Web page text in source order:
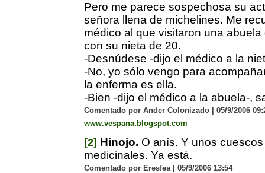
Pero me parece sospechosa su
señora llena de michelines. Me
médico al que visitaron una
con su nieta de 20.
-Desnúdese -dijo el médico a la
-No, yo sólo vengo para
la enferma es ella.
-Bien -dijo el médico a la abuela-,
Comentado por Ander Colonizado | 05/9/2006
www.vespana.blogspot.com
[2] Hinojo. O anís. Y unos
medicinales. Ya está.
Comentado por Eresfea | 05/9/2006 13:54